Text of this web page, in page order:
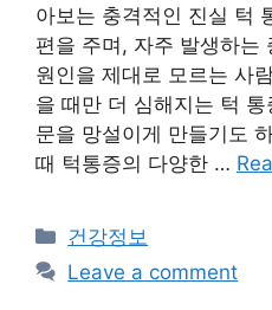
아보는 충격적인 진실 턱
편을 주며, 자주 발생하는
원인을 제대로 모르는 사
을 때만 더 심해지는 턱
문을 망설이게 만들기도
때 턱통증의 다양한 …
Categories
건강정보
Leave a comment